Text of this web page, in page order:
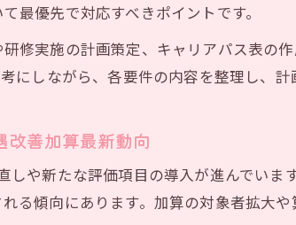
最優先で対応すべきポイントです。
修実施の計画策定、キャリアパス表の
にしながら、各要件の内容を整理し、
善加算最新動向
や新たな評価項目の導入が進んでい
る傾向にあります。加算の対象者拡大